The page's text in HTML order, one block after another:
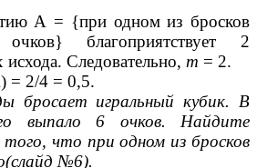
А = {при одном из бросков
благоприятствует 2
исхода. Следовательно, т = 2.
= 2/4 = 0,5.
бросает игральный кубик. В
выпало 6 очков. Найдите
что при одном из бросков
№6).